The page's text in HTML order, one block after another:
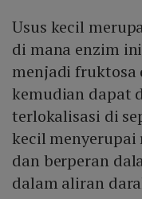
Usus kecil
di mana enzim
menjadi fruktosa
kemudian dapat
terlokalisasi di
kecil menyerupai
dan berperan
dalam aliran